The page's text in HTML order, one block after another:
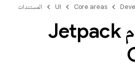
Core areas
UI المستندات
بدء استخدام Jetpack